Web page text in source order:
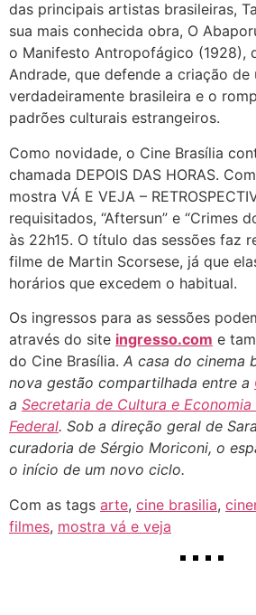
das principais artistas brasileiras,
sua mais conhecida obra, O
o Manifesto Antropofágico (1928),
Andrade, que defende a criação de
verdadeiramente brasileira e o
padrões culturais estrangeiros.
Como novidade, o Cine Brasília
chamada DEPOIS DAS HORAS.
mostra VÁ E VEJA –
requisitados, “Aftersun” e “Crimes
às 22h15. O título das sessões faz
filme de Martin Scorsese, já que
horários que excedem o habitual.
Os ingressos para as sessões
através do site ingresso.com e
do Cine Brasília. A casa do cinema
nova gestão compartilhada entre a
a Secretaria de Cultura e
Federal. Sob a direção geral de
curadoria de Sérgio Moriconi, o
o início de um novo ciclo.
Com as tags arte, cine brasilia,
filmes, mostra vá e veja